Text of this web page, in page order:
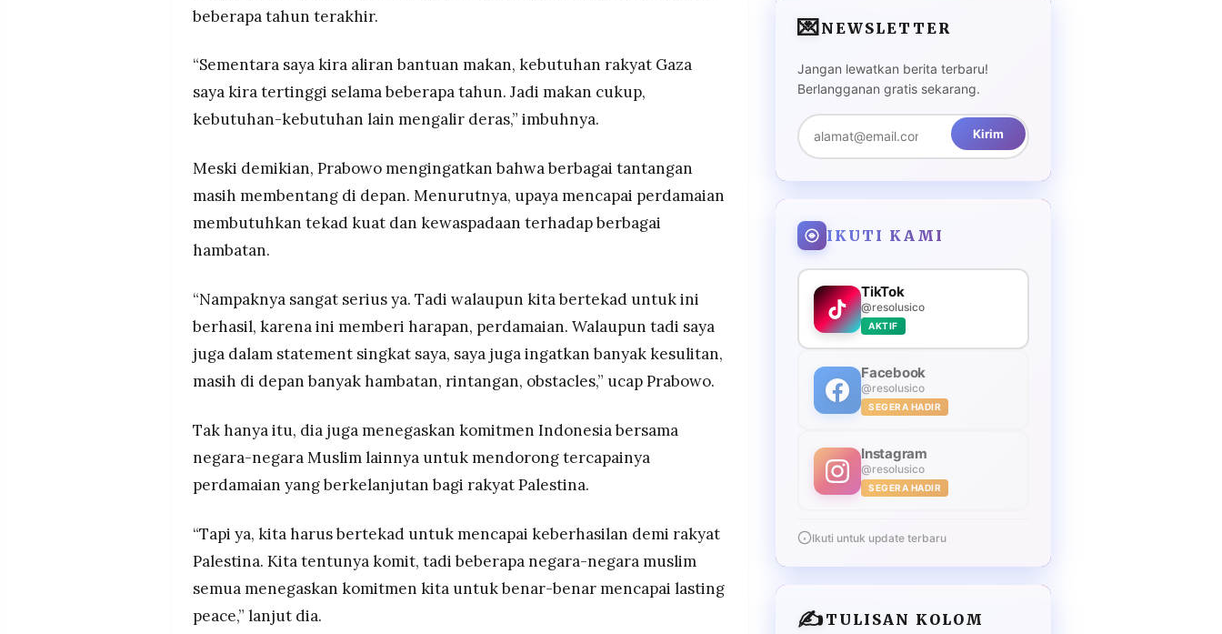
beberapa tahun terakhir.
“Sementara saya kira aliran bantuan makan, kebutuhan rakyat Gaza
saya kira tertinggi selama beberapa tahun. Jadi makan cukup,
kebutuhan-kebutuhan lain mengalir deras,” imbuhnya.
Meski demikian, Prabowo mengingatkan bahwa berbagai tantangan
masih membentang di depan. Menurutnya, upaya mencapai perdamaian
membutuhkan tekad kuat dan kewaspadaan terhadap berbagai
hambatan.
“Nampaknya sangat serius ya. Tadi walaupun kita bertekad untuk ini
berhasil, karena ini memberi harapan, perdamaian. Walaupun tadi saya
juga dalam statement singkat saya, saya juga ingatkan banyak kesulitan,
masih di depan banyak hambatan, rintangan, obstacles,” ucap Prabowo.
Tak hanya itu, dia juga menegaskan komitmen Indonesia bersama
negara-negara Muslim lainnya untuk mendorong tercapainya
perdamaian yang berkelanjutan bagi rakyat Palestina.
“Tapi ya, kita harus bertekad untuk mencapai keberhasilan demi rakyat
Palestina. Kita tentunya komit, tadi beberapa negara-negara muslim
semua menegaskan komitmen kita untuk benar-benar mencapai lasting
peace,” lanjut dia.
💌NEWSLETTER
Jangan lewatkan berita terbaru!
Berlangganan gratis sekarang.
Kirim
IKUTI KAMI
TikTok
@resolusico
AKTIF
Facebook
@resolusico
SEGERA HADIR
Instagram
@resolusico
SEGERA HADIR
Ikuti untuk update terbaru
✍️TULISAN KOLOM